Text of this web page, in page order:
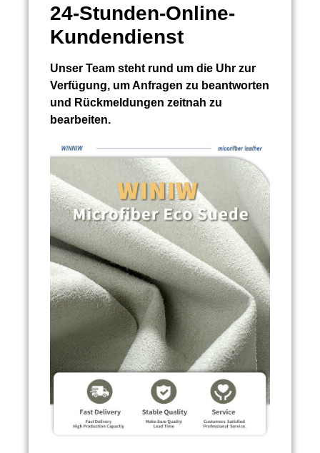
24-Stunden-Online-
Kundendienst
Unser Team steht rund um die Uhr zur
Verfügung, um Anfragen zu beantworten
und Rückmeldungen zeitnah zu
bearbeiten.